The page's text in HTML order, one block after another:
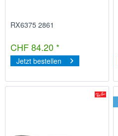
RX6375 2861
CHF 84.20 *
Jetzt bestellen